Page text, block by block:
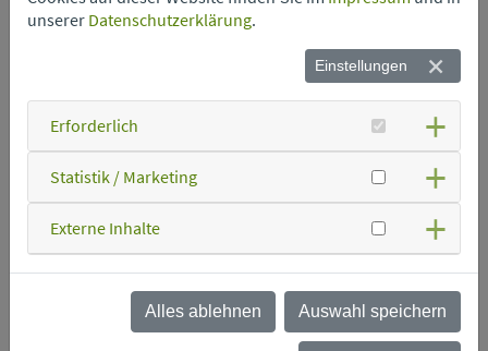
Hinweis
Beim Laden dieses Videos werden externe Inhalte und
Cookies von YouTube geladen.
Nähere Informationen entnehmen Sie unserer
Dieses YouTube Video laden
unserer Datenschutzerklärung.
Einstellungen
Erforderlich
Statistik / Marketing
Externe Inhalte
Alles ablehnen Auswahl speichern